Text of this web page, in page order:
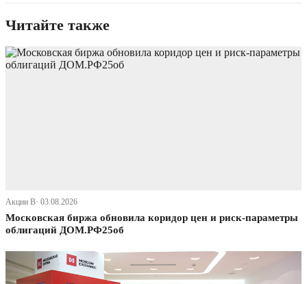
Читайте также
Акции В· 03.08.2026
Московская биржа обновила коридор цен и риск-параметры
облигаций ДОМ.РФ25об